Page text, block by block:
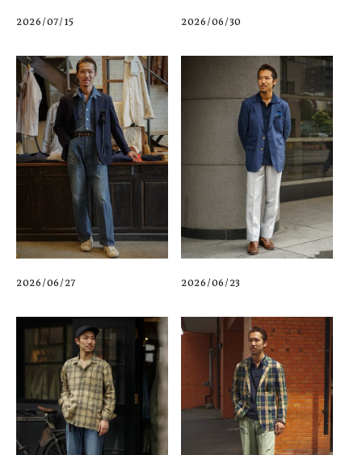
2026/07/15 2026/06/30
2026/06/27 2026/06/23